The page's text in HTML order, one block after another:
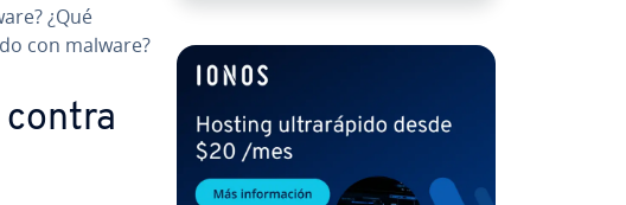
¿Qué
con malware?